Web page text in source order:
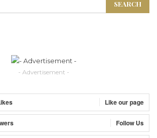
- Advertisement -
Like our page
Follow Us